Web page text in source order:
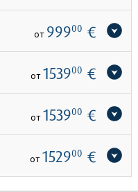
от 99900 €
от 153900 €
от 153900 €
от 152900 €